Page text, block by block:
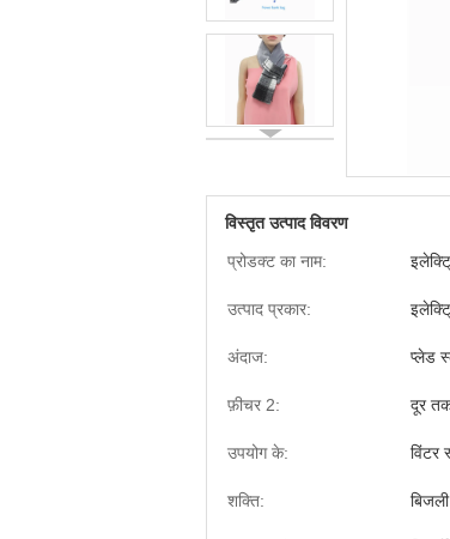
विस्तृत उत्पाद विवरण
प्रोडक्ट का नाम:
उत्पाद प्रकार:
अंदाज: प्लेड
फ़ीचर 2: दूर
उपयोग के: विंटर
शक्ति: